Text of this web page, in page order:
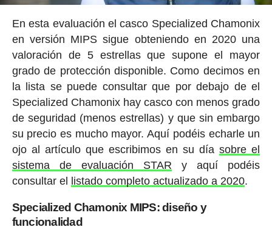
En esta evaluación el casco Specialized Chamonix
en versión MIPS sigue obteniendo en 2020 una
valoración de 5 estrellas que supone el mayor
grado de protección disponible. Como decimos en
la lista se puede consultar que por debajo de el
Specialized Chamonix hay casco con menos grado
de seguridad (menos estrellas) y que sin embargo
su precio es mucho mayor. Aquí podéis echarle un
ojo al artículo que escribimos en su díasobre el
sistema de evaluación STAR y aquí podéis
consultar el
listado completo actualizado a 2020.
Specialized Chamonix MIPS: diseño y
funcionalidad